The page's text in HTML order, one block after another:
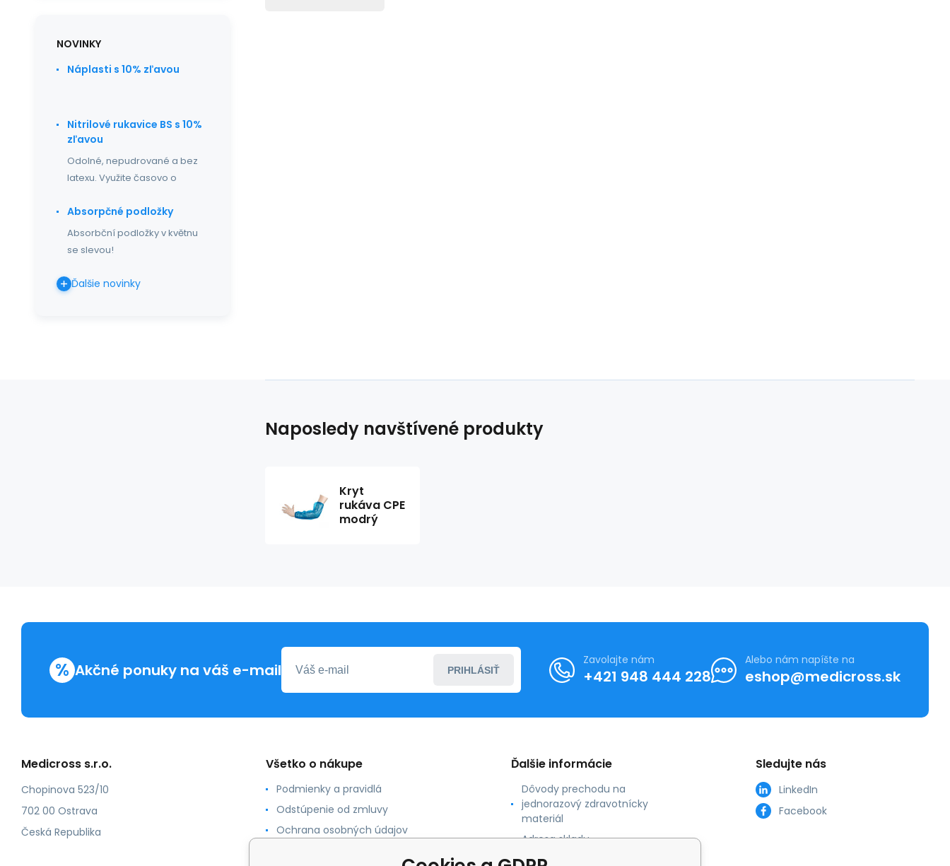
NOVINKY
Náplasti s 10% zľavou
Nitrilové rukavice BS s 10%
zľavou
Odolné, nepudrované a bez
latexu. Využite časovo o
Absorpčné podložky
Absorbční podložky v květnu
se slevou!
Ďalšie novinky
Naposledy navštívené produkty
Kryt
rukáva CPE
modrý
% Akčné ponuky na váš e-mail PRIHLÁSIŤ
Zavolajte nám
+421 948 444 228
Alebo nám napíšte na
eshop@medicross.sk
Medicross s.r.o.
Chopinova 523/10
702 00 Ostrava
Česká Republika
Všetko o nákupe
Podmienky a pravidlá
Odstúpenie od zmluvy
Ochrana osobných údajov
Ďalšie informácie
Dôvody prechodu na
jednorazový zdravotnícky
materiál
Adresa skladu
Sledujte nás
LinkedIn
Facebook